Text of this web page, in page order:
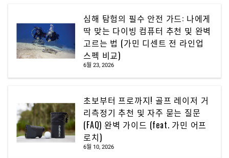
심해 탐험의 필수 안전 가드: 나에게
딱 맞는 다이빙 컴퓨터 추천 및 완벽
고르는 법 (가민 디센트 전 라인업
스펙 비교)
6월 23, 2026
초보부터 프로까지! 골프 레이저 거
리측정기 추천 및 자주 묻는 질문
(FAQ) 완벽 가이드 (feat. 가민 어프
로치)
6월 10, 2026